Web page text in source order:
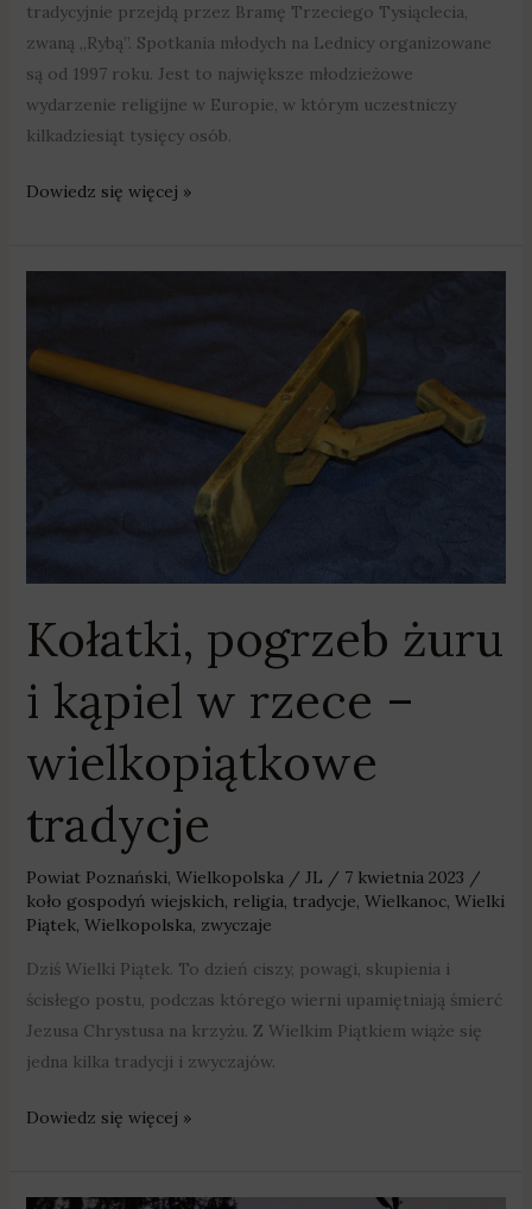
tradycyjnie przejdą przez Bramę Trzeciego Tysiąclecia,
zwaną „Rybą”. Spotkania młodych na Lednicy organizowane
są od 1997 roku. Jest to największe młodzieżowe
wydarzenie religijne w Europie, w którym uczestniczy
kilkadziesiąt tysięcy osób.
Dowiedz się więcej »
Kołatki, pogrzeb żuru
i kąpiel w rzece –
wielkopiątkowe
tradycje
Powiat Poznański, Wielkopolska/ JL / 7 kwietnia 2023 /
koło gospodyń wiejskich, religia, tradycje, Wielkanoc, Wielki
Piątek, Wielkopolska, zwyczaje
Dziś Wielki Piątek. To dzień ciszy, powagi, skupienia i
ścisłego postu, podczas którego wierni upamiętniają śmierć
Jezusa Chrystusa na krzyżu. Z Wielkim Piątkiem wiąże się
jedna kilka tradycji i zwyczajów.
żuru
Dowiedz się więcej »